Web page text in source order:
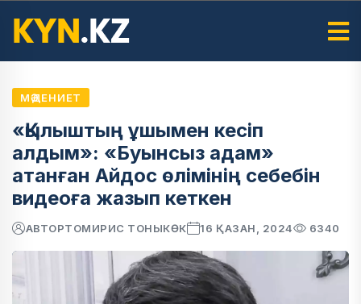
МӘДЕНИЕТ
«Қылыштың ұшымен кесіп
алдым»: «Буынсыз адам»
атанған Айдос өлімінің себебін
видеоға жазып кеткен
АВТОРТОМИРИС ТОНЫКӨК 16 ҚАЗАН, 2024 6340